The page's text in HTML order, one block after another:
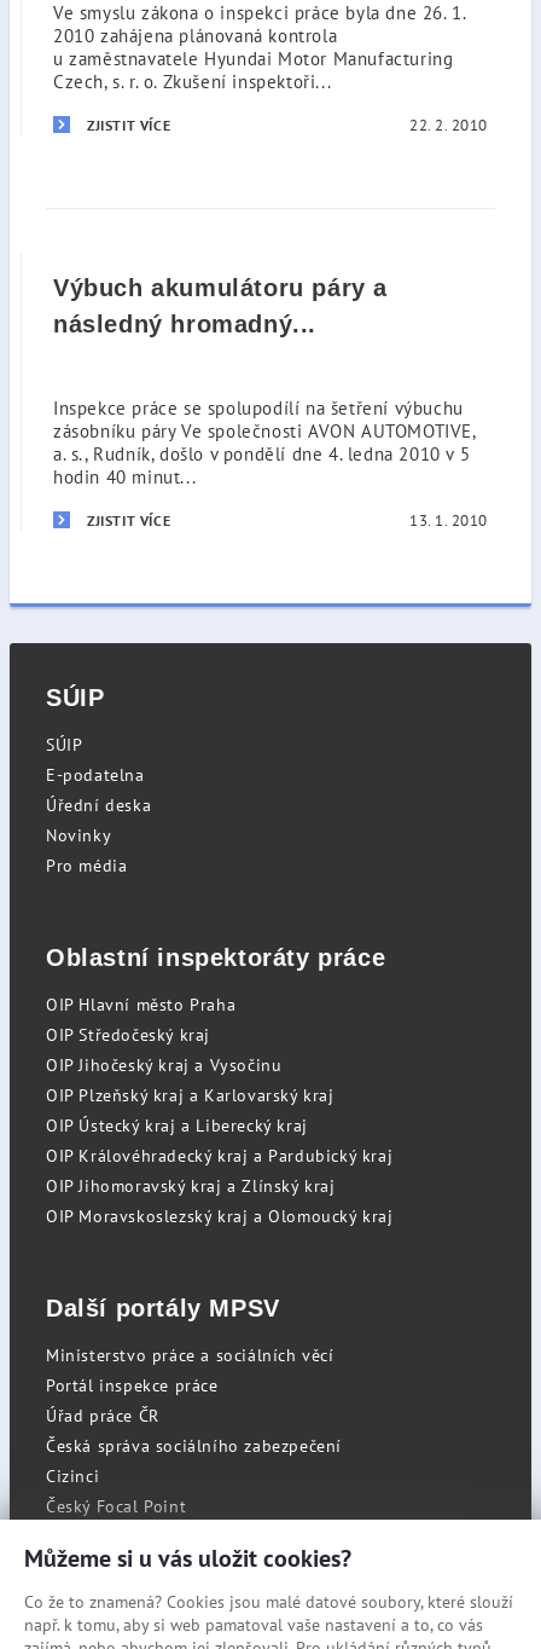
Ve smyslu zákona o inspekci práce byla dne 26. 1.
2010 zahájena plánovaná kontrola
u zaměstnavatele Hyundai Motor Manufacturing
Czech, s. r. o. Zkušení inspektoři...
ZJISTIT VÍCE 22. 2. 2010
Výbuch akumulátoru páry a
následný hromadný...
Inspekce práce se spolupodílí na šetření výbuchu
zásobníku páry Ve společnosti AVON AUTOMOTIVE,
a. s., Rudník, došlo v pondělí dne 4. ledna 2010 v 5
hodin 40 minut...
ZJISTIT VÍCE 13. 1. 2010
SÚIP
SÚIP
E-podatelna
Úřední deska
Novinky
Pro média
Oblastní inspektoráty práce
OIP Hlavní město Praha
OIP Středočeský kraj
OIP Jihočeský kraj a Vysočinu
OIP Plzeňský kraj a Karlovarský kraj
OIP Ústecký kraj a Liberecký kraj
OIP Královéhradecký kraj a Pardubický kraj
OIP Jihomoravský kraj a Zlínský kraj
OIP Moravskoslezský kraj a Olomoucký kraj
Další portály MPSV
Ministerstvo práce a sociálních věcí
Portál inspekce práce
Úřad práce ČR
Česká správa sociálního zabezpečení
Cizinci
Český Focal Point
RSS
Můžeme si u vás uložit cookies?
Co že to znamená? Cookies jsou malé datové soubory, které slouží
např. k tomu, aby si web pamatoval vaše nastavení a to, co vás